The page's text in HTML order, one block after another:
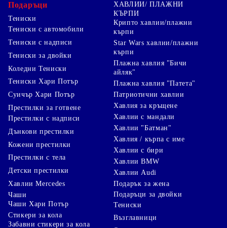
Подаръци
Тениски
Тениски с автомобили
Тениски с надписи
Тениски за двойки
Коледни Тениски
Тениски Хари Потър
Суичър Хари Потър
Престилки за готвене
Престилки с надписи
Дънкови престилки
Кожени престилки
Престилки с тела
Детски престилки
ХАВЛИИ/ ПЛАЖНИ
КЪРПИ
Крипто хавлии/плажни
кърпи
Star Wars хавлии/плажни
кърпи
Плажна хавлия "Бичи
айляк"
Плажна хавлия "Патета"
Патриотични хавлии
Хавлия за кръщене
Хавлии с мандали
Хавлии "Батман"
Хавлия / кърпа с име
Хавлии с бири
Хавлии BMW
Хавлии Audi
Хавлии Mercedes
Чаши
Чаши Хари Потър
Стикери за кола
Забавни стикери за кола
Подарък за жена
Подаръци за двойки
Тениски
Възглавници